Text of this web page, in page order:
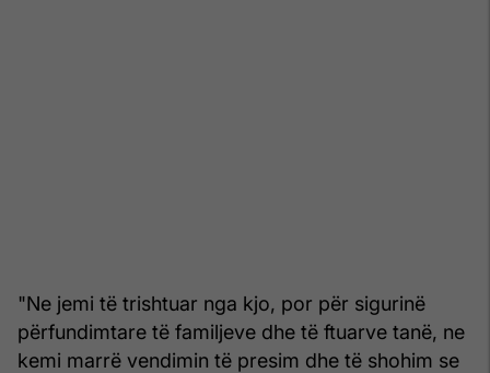
"Ne jemi të trishtuar nga kjo, por për sigurinë
përfundimtare të familjeve dhe të ftuarve tanë, ne
kemi marrë vendimin të presim dhe të shohim se